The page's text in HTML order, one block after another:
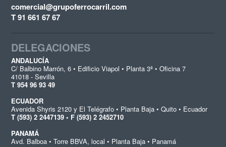
comercial@grupoferrocarril.com
T 91 661 67 67
DELEGACIONES
ANDALUCÍA
C/ Balbino Marrón, 6 • Edificio Viapol • Planta 3ª • Oficina 7
41018 - Sevilla
T 954 96 93 49
ECUADOR
Avenida Shyris 2120 y El Telégrafo • Planta Baja • Quito • Ecuador
T (593) 2 2447139 • F (593) 2 2452710
PANAMÁ
Avd. Balboa • Torre BBVA, local • Planta Baja • Panamá